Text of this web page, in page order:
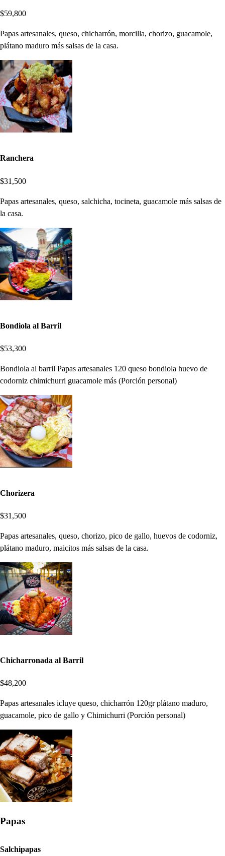
$59,800
Papas artesanales, queso, chicharrón, morcilla, chorizo, guacamole,
plátano maduro más salsas de la casa.
Ranchera
$31,500
Papas artesanales, queso, salchicha, tocineta, guacamole más salsas de
la casa.
Bondiola al Barril
$53,300
Bondiola al barril Papas artesanales 120 queso bondiola huevo de
codorniz chimichurri guacamole más (Porción personal)
Chorizera
$31,500
Papas artesanales, queso, chorizo, pico de gallo, huevos de codorniz,
plátano maduro, maicitos más salsas de la casa.
Chicharronada al Barril
$48,200
Papas artesanales icluye queso, chicharrón 120gr plátano maduro,
guacamole, pico de gallo y Chimichurri (Porción personal)
Papas
Salchipapas